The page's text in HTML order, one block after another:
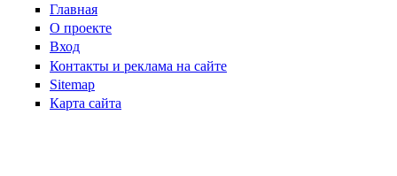
Главная
О проекте
Вход
Контакты и реклама на сайте
Sitemap
Карта сайта